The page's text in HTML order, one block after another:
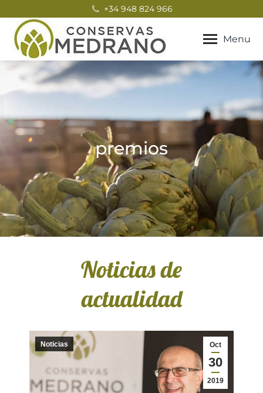
+34 948 824 966
Menu
premios
Noticias de
actualidad
Oct
30
2019
Noticias